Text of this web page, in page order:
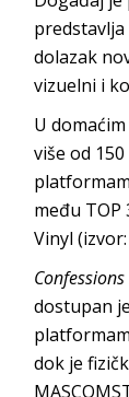
dolazak
vizuelni i
U
više od
među TOP
Vinyl
Confessions
dostupan
dok je